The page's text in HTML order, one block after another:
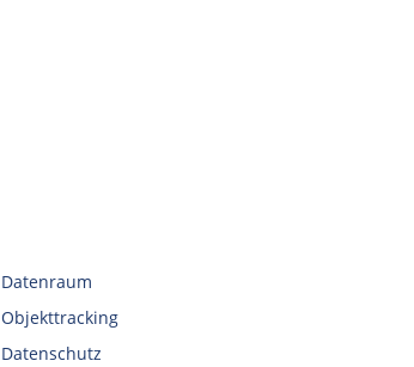
Datenraum
Objekttracking
Datenschutz